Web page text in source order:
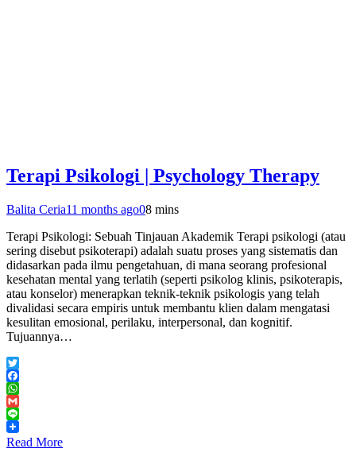
Terapi Psikologi | Psychology Therapy
Balita Ceria11 months ago08 mins
Terapi Psikologi: Sebuah Tinjauan Akademik Terapi psikologi (atau
sering disebut psikoterapi) adalah suatu proses yang sistematis dan
didasarkan pada ilmu pengetahuan, di mana seorang profesional
kesehatan mental yang terlatih (seperti psikolog klinis, psikoterapis,
atau konselor) menerapkan teknik-teknik psikologis yang telah
divalidasi secara empiris untuk membantu klien dalam mengatasi
kesulitan emosional, perilaku, interpersonal, dan kognitif.
Tujuannya…
Twitter
Facebook
WhatsApp
Gmail
Line
Read More